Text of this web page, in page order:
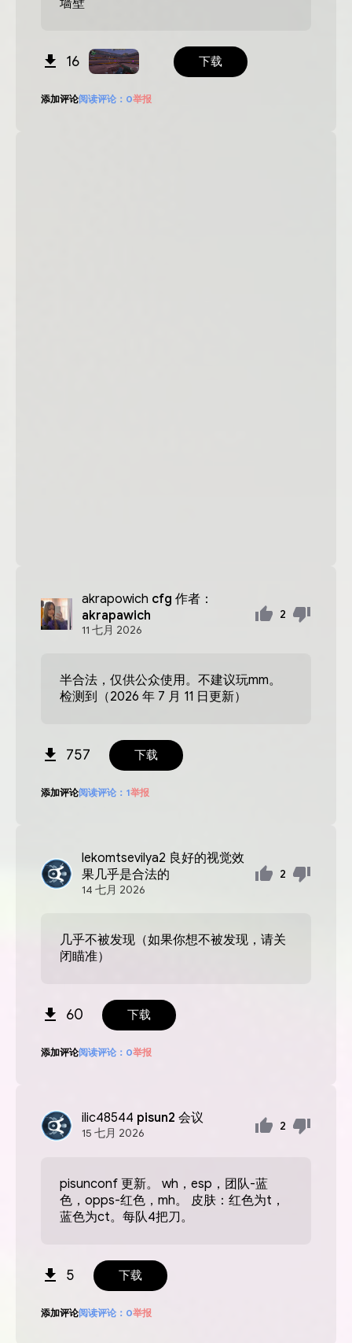
16 下载
添加评论阅读评论： 0举报
akrapowich cfg 作者：
akrapawich
11 七月 2026
2
半合法，仅供公众使用。不建议玩mm。
检测到（2026 年 7 月 11 日更新）
757 下载
添加评论阅读评论： 1举报
lekomtsevilya2 良好的视觉效
果几乎是合法的
14 七月 2026
2
几乎不被发现（如果你想不被发现，请关
闭瞄准）
60 下载
添加评论阅读评论： 0举报
ilic48544 pisun2 会议
15 七月 2026
2
pisunconf 更新。 wh，esp，团队-蓝
色，opps-红色，mh。 皮肤：红色为t，
蓝色为ct。每队4把刀。
5 下载
添加评论阅读评论： 0举报